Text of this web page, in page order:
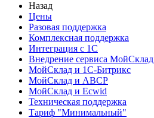
Назад
Цены
Разовая поддержка
Комплексная поддержка
Интеграция с 1С
Внедрение сервиса МойСклад
МойСклад и 1С-Битрикс
МойСклад и ABCP
МойСклад и Ecwid
Техническая поддержка
Тариф "Минимальный"